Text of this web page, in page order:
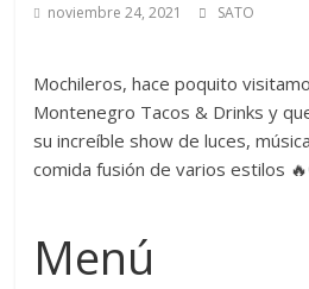
noviembre 24, 2021 SATO
Mochileros, hace poquito
Montenegro Tacos & Drinks y
su increíble show de luces,
comida fusión de varios estilos
Menú